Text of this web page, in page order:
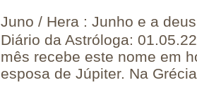
Juno / Hera : Junho e a
Diário da Astróloga:
mês recebe este nome em
esposa de Júpiter. Na